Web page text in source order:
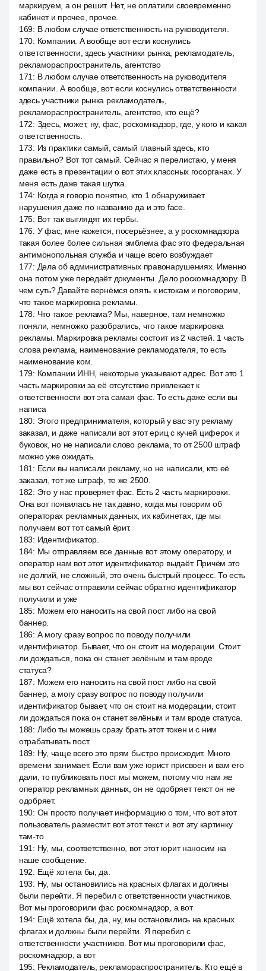
маркируем, а он решит. Нет, не оплатили своевременно
кабинет и прочее, прочее.
169: В любом случае ответственность на руководителя.
170: Компании. А вообще вот если коснулись
ответственности, здесь участники рынка, рекламодатель,
рекламораспространитель, агентство
171 : В любом случае ответственность на руководителя
компании. А вообще, вот если коснулись ответственности
здесь участники рынка рекламодатель,
рекламораспространитель, агентство, кто ещё?
172: Здесь, может, ну, фас, роскомнадзор, где, у кого и какая
ответственность.
173: Из практики самый, самый главный здесь, кто
правильно? Вот тот самый. Сейчас я перелистаю, у меня
даже есть в презентации о вот этих классных госорганах. У
меня есть даже такая шутка.
174: Когда я говорю понятно, кто 1 обнаруживает
нарушения даже по названию да и это face.
175: Вот так выглядят их гербы.
176: У фас, мне кажется, посерьёзнее, а у роскомнадзора
такая более более сильная эмблема фас это федеральная
антимонопольная служба и чаще всего возбуждает
177: Дела об административных правонарушениях. Именно
она потом уже передаёт документы. Дело роскомнадзору. В
чем суть? Давайте вернёмся опять к истокам и поговорим,
что такое маркировка рекламы.
178: Что такое реклама? Мы, наверное, там немножко
поняли, немножко разобрались, что такое маркировка
рекламы. Маркировка рекламы состоит из 2 частей. 1 часть
слова реклама, наименование рекламодателя, то есть
наименование ком.
179: Компании ИНН, некоторые указывают адрес. Вот это 1
часть маркировки за её отсутствие привлекает к
ответственности вот эта самая фас. То есть даже если вы
написа
180: Этого предпринимателя, который у вас эту рекламу
заказал, и даже написали вот этот ериц с кучей циферок и
буковок, но не написали слово реклама, то от 2500 штраф
можно уже ожидать.
181 : Если вы написали рекламу, но не написали, кто её
заказал, тот же штраф, те же 2500.
182: Это у нас проверяет фас. Есть 2 часть маркировки.
Она вот появилась не так давно, когда мы говорим об
операторах рекламных данных, их кабинетах, где мы
получаем вот тот самый ёрит.
183: Идентификатор.
184: Мы отправляем все данные вот этому оператору, и
оператор нам вот этот идентификатор выдаёт. Причём это
не долгий, не сложный, это очень быстрый процесс. То есть
мы вот сейчас отправили сейчас обратно идентификатор
получили и уже
185: Можем его наносить на свой пост либо на свой
баннер.
186: А могу сразу вопрос по поводу получили
идентификатор. Бывает, что он стоит на модерации. Стоит
ли дождаться, пока он станет зелёным и там вроде
статуса?
187: Можем его наносить на свой пост либо на свой
баннер, а могу сразу вопрос по поводу получили
идентификатор бывает, что он стоит на модерации, стоит
ли дождаться пока он станет зелёным и там вроде статуса.
188: Либо ты можешь сразу брать этот токен и с ним
отрабатывать пост.
189: Ну, чаще всего это прям быстро происходит. Много
времени занимает. Если вам уже юрист присвоен и вам его
дали, то публиковать пост мы можем, потому что нам же
оператор рекламных данных, он не одобряет текст он не
одобряет.
190: Он просто получает информацию о том, что вот этот
пользователь разместит вот этот текст и вот эту картинку
там-то
191 : Ну, мы, соответственно, вот этот юрит наносим на
наше сообщение.
192: Ещё хотела бы, да.
193: Ну, мы остановились на красных флагах и должны
были перейти. Я перебил с ответственности участников.
Вот мы проговорили фас роскомнадзор, а вот
194: Ещё хотела бы, да, ну, мы остановились на красных
флагах и должны были перейти. Я перебил с
ответственности участников. Вот мы проговорили фас,
роскомнадзор, а вот
195: Рекламодатель, рекламораспространитель. Кто ещё в